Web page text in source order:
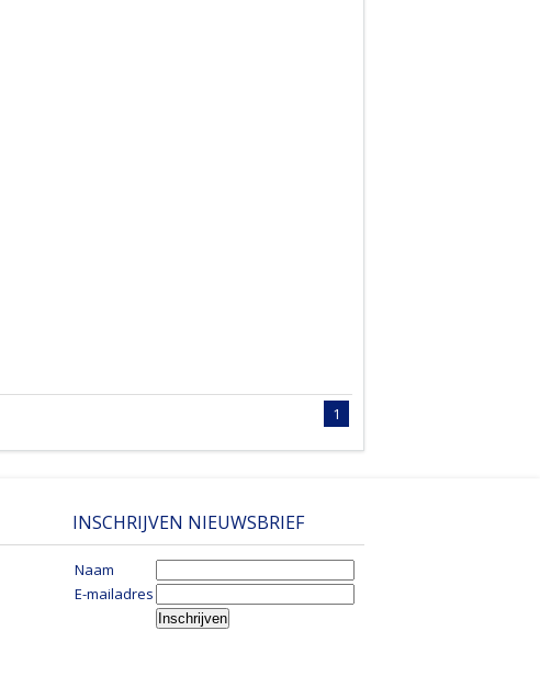
1
INSCHRIJVEN NIEUWSBRIEF
Naam
E-mailadres